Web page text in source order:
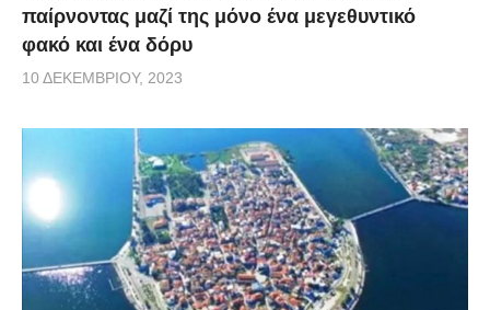
παίρνοντας μαζί της μόνο ένα μεγεθυντικό
φακό και ένα δόρυ
10 ΔΕΚΕΜΒΡΊΟΥ, 2023